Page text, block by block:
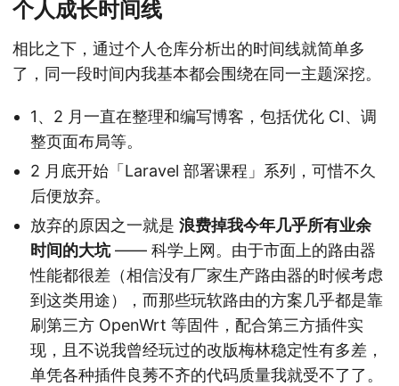
个人成长时间线
相比之下，通过个人仓库分析出的时间线就简单多
了，同一段时间内我基本都会围绕在同一主题深挖。
1、2 月一直在整理和编写博客，包括优化 CI、调
整页面布局等。
2 月底开始「Laravel 部署课程」系列，可惜不久
后便放弃。
放弃的原因之一就是 浪费掉我今年几乎所有业余
时间的大坑—— 科学上网。由于市面上的路由器
性能都很差（相信没有厂家生产路由器的时候考虑
到这类用途），而那些玩软路由的方案几乎都是靠
刷第三方 OpenWrt 等固件，配合第三方插件实
现，且不说我曾经玩过的改版梅林稳定性有多差，
单凭各种插件良莠不齐的代码质量我就受不了了。